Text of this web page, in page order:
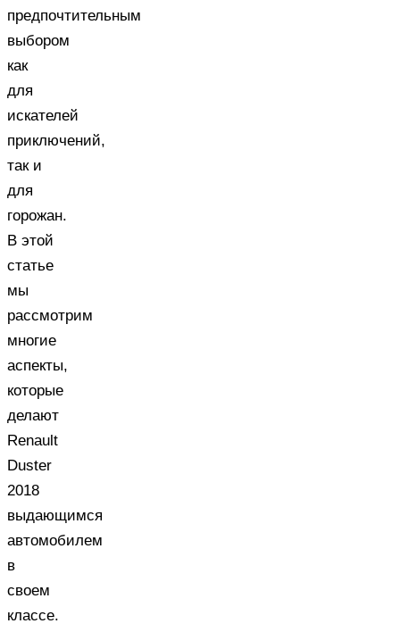
предпочтительным
выбором
как
для
искателей
приключений,
так и
для
горожан.
В этой
статье
мы
рассмотрим
многие
аспекты,
которые
делают
Renault
Duster
2018
выдающимся
автомобилем
в
своем
классе.